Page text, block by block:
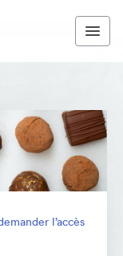
l’accès